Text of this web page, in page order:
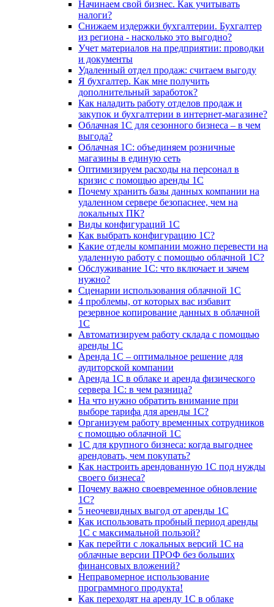
Начинаем свой бизнес. Как учитывать
налоги?
Снижаем издержки бухгалтерии. Бухгалтер
из региона - насколько это выгодно?
Учет материалов на предприятии: проводки
и документы
Удаленный отдел продаж: считаем выгоду
Я бухгалтер. Как мне получить
дополнительный заработок?
Как наладить работу отделов продаж и
закупок и бухгалтерии в интернет-магазине?
Облачная 1С для сезонного бизнеса – в чем
выгода?
Облачная 1С: объединяем розничные
магазины в единую сеть
Оптимизируем расходы на персонал в
кризис с помощью аренды 1С
Почему хранить базы данных компании на
удаленном сервере безопаснее, чем на
локальных ПК?
Виды конфигураций 1С
Как выбрать конфигурацию 1С?
Какие отделы компании можно перевести на
удаленную работу с помощью облачной 1С?
Обслуживание 1С: что включает и зачем
нужно?
Сценарии использования облачной 1С
4 проблемы, от которых вас избавит
резервное копирование данных в облачной
1С
Автоматизируем работу склада с помощью
аренды 1С
Аренда 1С – оптимальное решение для
аудиторской компании
Аренда 1С в облаке и аренда физического
сервера 1С: в чем разница?
На что нужно обратить внимание при
выборе тарифа для аренды 1С?
Организуем работу временных сотрудников
с помощью облачной 1С
1С для крупного бизнеса: когда выгоднее
арендовать, чем покупать?
Как настроить арендованную 1С под нужды
своего бизнеса?
Почему важно своевременное обновление
1С?
5 неочевидных выгод от аренды 1С
Как использовать пробный период аренды
1С с максимальной пользой?
Как перейти с локальных версий 1С на
облачные версии ПРОФ без больших
финансовых вложений?
Неправомерное использование
программного продукта!
Как переходят на аренду 1С в облаке